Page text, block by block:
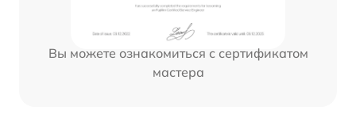
Вы можете ознакомиться с сертификатом
мастера